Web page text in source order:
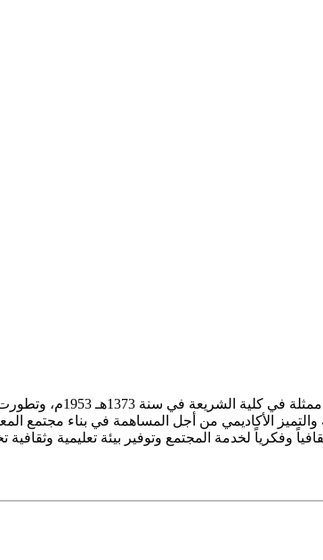
والتميز الأكاديمي من أجل المساهمة في بناء مجتمع
وفكرياً لخدمة المجتمع وتوفير بيئة تعليمية